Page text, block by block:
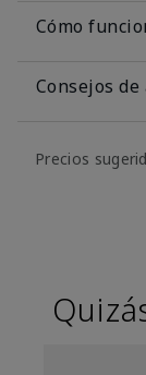
Cómo
Consejos
Precios